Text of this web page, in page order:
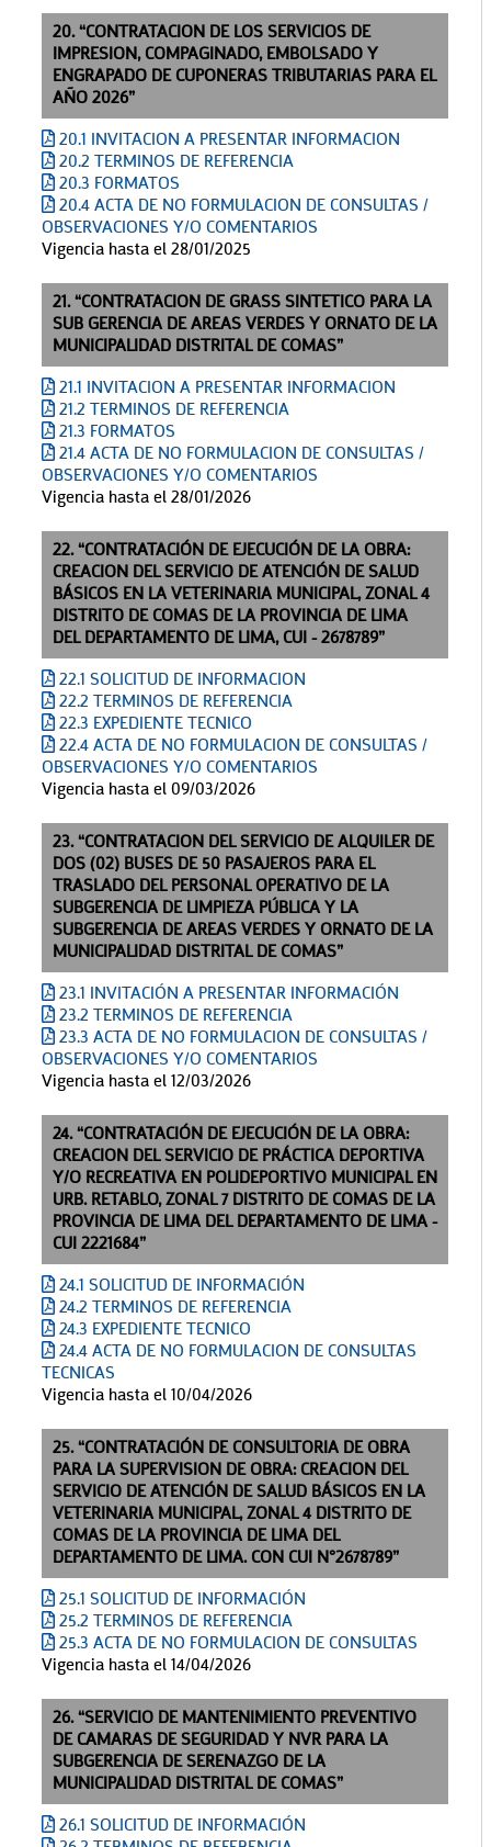
20. “CONTRATACION DE LOS SERVICIOS DE
IMPRESION, COMPAGINADO, EMBOLSADO Y
ENGRAPADO DE CUPONERAS TRIBUTARIAS PARA EL
AÑO 2026”
20.1 INVITACION A PRESENTAR INFORMACION
20.2 TERMINOS DE REFERENCIA
20.3 FORMATOS
20.4 ACTA DE NO FORMULACION DE CONSULTAS /
OBSERVACIONES Y/O COMENTARIOS
Vigencia hasta el 28/01/2025
21. “CONTRATACION DE GRASS SINTETICO PARA LA
SUB GERENCIA DE AREAS VERDES Y ORNATO DE LA
MUNICIPALIDAD DISTRITAL DE COMAS”
21.1 INVITACION A PRESENTAR INFORMACION
21.2 TERMINOS DE REFERENCIA
21.3 FORMATOS
21.4 ACTA DE NO FORMULACION DE CONSULTAS /
OBSERVACIONES Y/O COMENTARIOS
Vigencia hasta el 28/01/2026
22. “CONTRATACIÓN DE EJECUCIÓN DE LA OBRA:
CREACION DEL SERVICIO DE ATENCIÓN DE SALUD
BÁSICOS EN LA VETERINARIA MUNICIPAL, ZONAL 4
DISTRITO DE COMAS DE LA PROVINCIA DE LIMA
DEL DEPARTAMENTO DE LIMA, CUI - 2678789”
22.1 SOLICITUD DE INFORMACION
22.2 TERMINOS DE REFERENCIA
22.3 EXPEDIENTE TECNICO
22.4 ACTA DE NO FORMULACION DE CONSULTAS /
OBSERVACIONES Y/O COMENTARIOS
Vigencia hasta el 09/03/2026
23. “CONTRATACION DEL SERVICIO DE ALQUILER DE
DOS (02) BUSES DE 50 PASAJEROS PARA EL
TRASLADO DEL PERSONAL OPERATIVO DE LA
SUBGERENCIA DE LIMPIEZA PÚBLICA Y LA
SUBGERENCIA DE AREAS VERDES Y ORNATO DE LA
MUNICIPALIDAD DISTRITAL DE COMAS”
23.1 INVITACIÓN A PRESENTAR INFORMACIÓN
23.2 TERMINOS DE REFERENCIA
23.3 ACTA DE NO FORMULACION DE CONSULTAS /
OBSERVACIONES Y/O COMENTARIOS
Vigencia hasta el 12/03/2026
24. “CONTRATACIÓN DE EJECUCIÓN DE LA OBRA:
CREACION DEL SERVICIO DE PRÁCTICA DEPORTIVA
Y/O RECREATIVA EN POLIDEPORTIVO MUNICIPAL EN
URB. RETABLO, ZONAL 7 DISTRITO DE COMAS DE LA
PROVINCIA DE LIMA DEL DEPARTAMENTO DE LIMA -
CUI 2221684”
24.1 SOLICITUD DE INFORMACIÓN
24.2 TERMINOS DE REFERENCIA
24.3 EXPEDIENTE TECNICO
24.4 ACTA DE NO FORMULACION DE CONSULTAS
TECNICAS
Vigencia hasta el 10/04/2026
25. “CONTRATACIÓN DE CONSULTORIA DE OBRA
PARA LA SUPERVISION DE OBRA: CREACION DEL
SERVICIO DE ATENCIÓN DE SALUD BÁSICOS EN LA
VETERINARIA MUNICIPAL, ZONAL 4 DISTRITO DE
COMAS DE LA PROVINCIA DE LIMA DEL
DEPARTAMENTO DE LIMA. CON CUI N°2678789”
25.1 SOLICITUD DE INFORMACIÓN
25.2 TERMINOS DE REFERENCIA
25.3 ACTA DE NO FORMULACION DE CONSULTAS
Vigencia hasta el 14/04/2026
26. “SERVICIO DE MANTENIMIENTO PREVENTIVO
DE CAMARAS DE SEGURIDAD Y NVR PARA LA
SUBGERENCIA DE SERENAZGO DE LA
MUNICIPALIDAD DISTRITAL DE COMAS”
26.1 SOLICITUD DE INFORMACIÓN